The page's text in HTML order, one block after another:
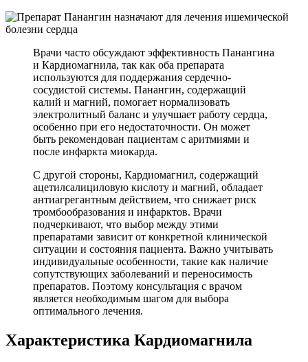
Врачи часто обсуждают эффективность Панангина
и Кардиомагнила, так как оба препарата
используются для поддержания сердечно-
сосудистой системы. Панангин, содержащий
калий и магний, помогает нормализовать
электролитный баланс и улучшает работу сердца,
особенно при его недостаточности. Он может
быть рекомендован пациентам с аритмиями и
после инфаркта миокарда.
С другой стороны, Кардиомагнил, содержащий
ацетилсалициловую кислоту и магний, обладает
антиагрегантным действием, что снижает риск
тромбообразования и инфарктов. Врачи
подчеркивают, что выбор между этими
препаратами зависит от конкретной клинической
ситуации и состояния пациента. Важно учитывать
индивидуальные особенности, такие как наличие
сопутствующих заболеваний и переносимость
препаратов. Поэтому консультация с врачом
является необходимым шагом для выбора
оптимального лечения.
Характеристика Кардиомагнила